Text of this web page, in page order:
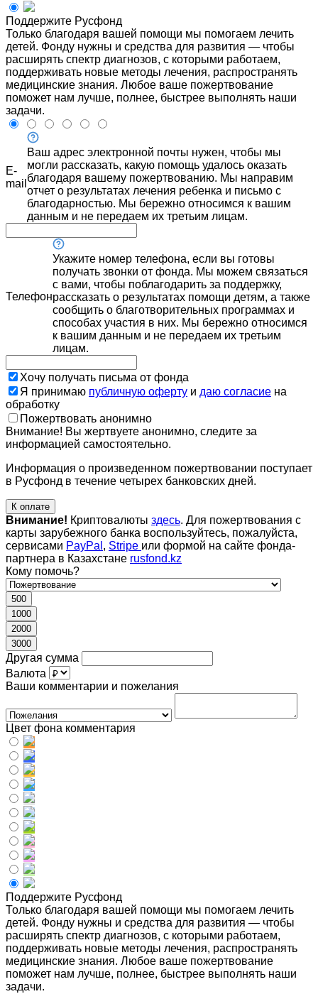
Поддержите Русфонд
Только благодаря вашей помощи мы помогаем лечить
детей. Фонду нужны и средства для развития — чтобы
расширять спектр диагнозов, с которыми работаем,
поддерживать новые методы лечения, распространять
медицинские знания. Любое ваше пожертвование
поможет нам лучше, полнее, быстрее выполнять наши
задачи.
E-
mail
Ваш адрес электронной почты нужен, чтобы мы
могли рассказать, какую помощь удалось оказать
благодаря вашему пожертвованию. Мы направим
отчет о результатах лечения ребенка и письмо с
благодарностью. Мы бережно относимся к вашим
данным и не передаем их третьим лицам.
Телефон
Укажите номер телефона, если вы готовы
получать звонки от фонда. Мы можем связаться
с вами, чтобы поблагодарить за поддержку,
рассказать о результатах помощи детям, а также
сообщить о благотворительных программах и
способах участия в них. Мы бережно относимся
к вашим данным и не передаем их третьим
лицам.
Хочу получать письма от фонда
Я принимаю публичную оферту и даю согласие на
обработку
Пожертвовать анонимно
Внимание! Вы жертвуете анонимно, следите за
информацией самостоятельно.
Информация о произведенном пожертвовании поступает
в Русфонд в течение четырех банковских дней.
К оплате
Внимание! Криптовалюты здесь. Для пожертвования с
карты зарубежного банка воспользуйтесь, пожалуйста,
сервисами PayPal , Stripe или формой на сайте фонда-
партнера в Казахстане rusfond.kz
Кому помочь?
500
1000
2000
3000
Другая сумма
Валюта
Ваши комментарии и пожелания
Цвет фона комментария
Поддержите Русфонд
Только благодаря вашей помощи мы помогаем лечить
детей. Фонду нужны и средства для развития — чтобы
расширять спектр диагнозов, с которыми работаем,
поддерживать новые методы лечения, распространять
медицинские знания. Любое ваше пожертвование
поможет нам лучше, полнее, быстрее выполнять наши
задачи.